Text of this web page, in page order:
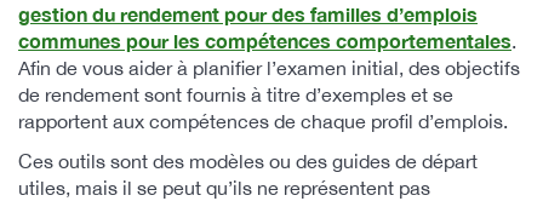
gestion du rendement pour des familles d’emplois
communes pour les compétences comportementales.
Afin de vous aider à planifier l’examen initial, des objectifs
de rendement sont fournis à titre d’exemples et se
rapportent aux compétences de chaque profil d’emplois.
Ces outils sont des modèles ou des guides de départ
utiles, mais il se peut qu’ils ne représentent pas